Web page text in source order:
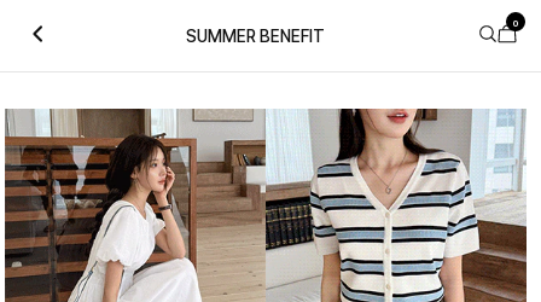
SUMMER BENEFIT
0